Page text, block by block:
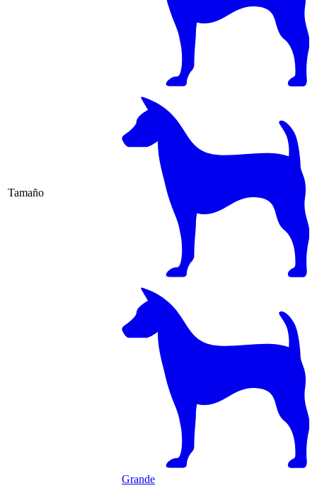
Tamaño
Grande